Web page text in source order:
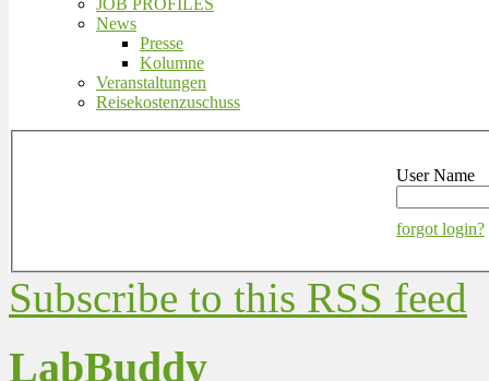
JOB PROFILES
News
Presse
Kolumne
Veranstaltungen
Reisekostenzuschuss
User Name
forgot login?
Subscribe to this RSS feed
LabBuddy